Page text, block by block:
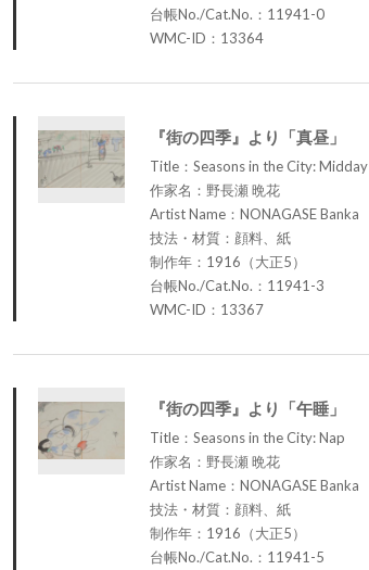
台帳No./Cat.No.：11941-0
WMC-ID：13364
『街の四季』より「真昼」
Title：Seasons in the City: Midday
作家名：野長瀬 晩花
Artist Name：NONAGASE Banka
技法・材質：顔料、紙
制作年：1916（大正5）
台帳No./Cat.No.：11941-3
WMC-ID：13367
『街の四季』より「午睡」
Title：Seasons in the City: Nap
作家名：野長瀬 晩花
Artist Name：NONAGASE Banka
技法・材質：顔料、紙
制作年：1916（大正5）
台帳No./Cat.No.：11941-5